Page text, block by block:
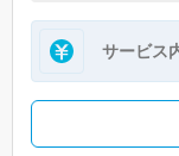
サービス